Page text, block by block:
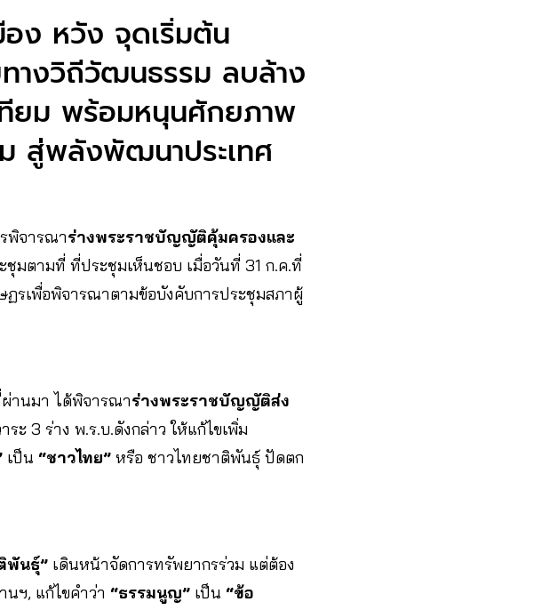
อง หวัง จุดเริ่มต้น
างวิถีวัฒนธรรม ลบล้าง
ยม พร้อมหนุนศักยภาพ
สู่พลังพัฒนาประเทศ
พิจารณาร่างพระราชบัญญัติคุ้มครองและ
ชุมตามที่ ที่ประชุมเห็นชอบ เมื่อวันที่ 31 ก.ค.ที่
รเพื่อพิจารณาตามข้อบังคับการประชุมสภาผู้
านมา ได้พิจารณาร่างพระราชบัญญัติส่ง
ะ 3 ร่าง พ.ร.บ.ดังกล่าว ให้แก้ไขเพิ่ม
เป็น “ชาวไทย” หรือ ชาวไทยชาติพันธุ์ ปัดตก
พันธุ์” เดินหน้าจัดการทรัพยากรร่วม แต่ต้อง
ฯ, แก้ไขคำว่า “ธรรมนูญ” เป็น “ข้อ